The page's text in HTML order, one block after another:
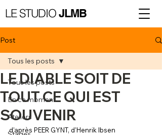
LE STUDIOJLMB
Post
Tous les posts
En ce moment
Ateliers
Tous les posts
LE DIABLE SOIT DE
TOUT CE QUI EST
SOUVENIR
d'après PEER GYNT, d'Henrik Ibsen